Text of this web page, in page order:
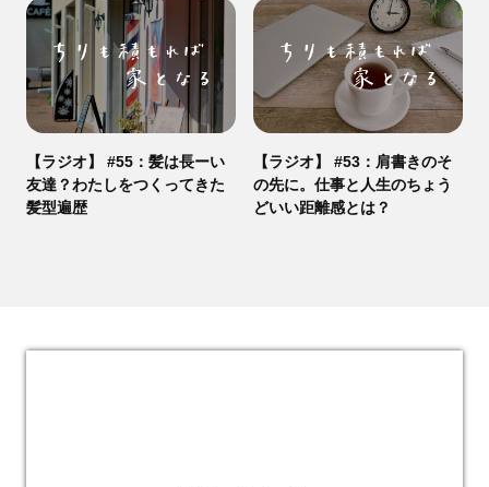
【ラジオ】 #55：髪は長ーい
友達？わたしをつくってきた
髪型遍歴
【ラジオ】 #53：肩書きのそ
の先に。仕事と人生のちょう
どいい距離感とは？